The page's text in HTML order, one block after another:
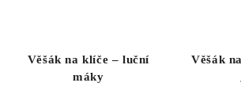
Věšák na klíče – luční
máky
Věšák